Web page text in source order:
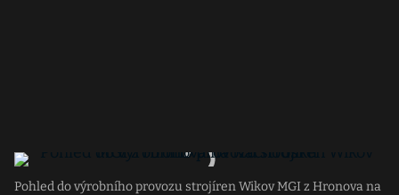
Pohled do výrobního provozu strojíren Wikov MGI z Hronova na